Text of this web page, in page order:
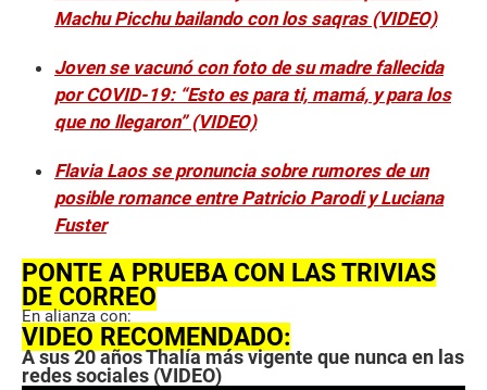
Machu Picchu bailando con los saqras (VIDEO)
Joven se vacunó con foto de su madre fallecida
por COVID-19: “Esto es para ti, mamá, y para los
que no llegaron” (VIDEO)
Flavia Laos se pronuncia sobre rumores de un
posible romance entre Patricio Parodi y Luciana
Fuster
PONTE A PRUEBA CON LAS TRIVIAS
DE CORREO
En alianza con:
VIDEO RECOMENDADO:
A sus 20 años Thalía más vigente que nunca en las
redes sociales (VIDEO)